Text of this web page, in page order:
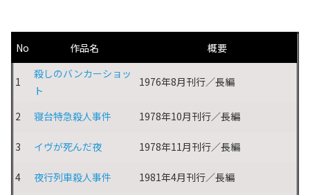
No 作品名 概要
1
殺しのバンカーショッ
ト
1976年8月刊行／長編
2 寝台特急殺人事件 1978年10月刊行／長編
3 イヴが死んだ夜 1978年11月刊行／長編
4 夜行列車殺人事件 1981年4月刊行／長編